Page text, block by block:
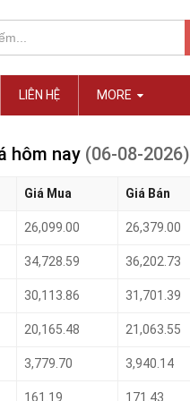
LIÊN HỆ MORE
hôm nay (06-08-2026)
Giá Mua Giá Bán
26,099.00 26,379.00
34,728.59 36,202.73
30,113.86 31,701.39
20,165.48 21,063.55
3,779.70 3,940.14
161.19 171.43